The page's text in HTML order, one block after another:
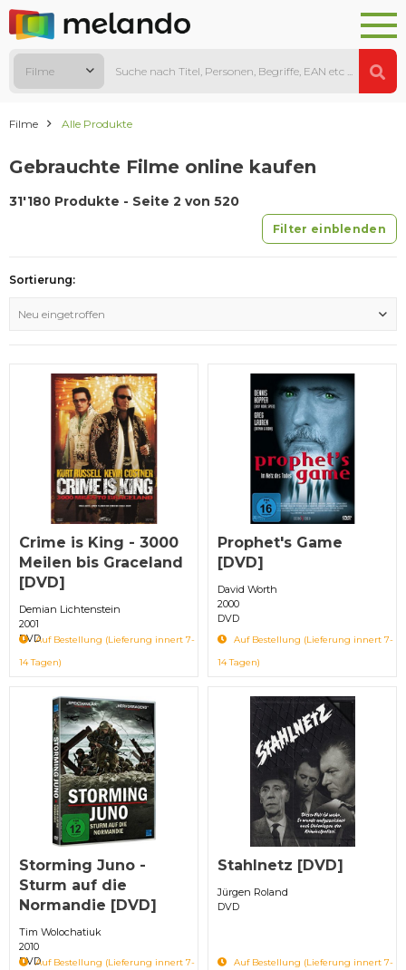
Filme
Filme Alle Produkte
Gebrauchte Filme online kaufen
31'180 Produkte - Seite 2 von 520
Filter einblenden
Sortierung:
Neu eingetroffen
Crime is King - 3000
Meilen bis Graceland
[DVD]
Demian Lichtenstein
2001
DVDAuf Bestellung (Lieferung innert 7-
14 Tagen)
Prophet's Game
[DVD]
David Worth
2000
DVD
Auf Bestellung (Lieferung innert 7-
14 Tagen)
Storming Juno -
Sturm auf die
Normandie [DVD]
Tim Wolochatiuk
2010
DVDAuf Bestellung (Lieferung innert 7-
Stahlnetz [DVD]
Jürgen Roland
DVD
Auf Bestellung (Lieferung innert 7-